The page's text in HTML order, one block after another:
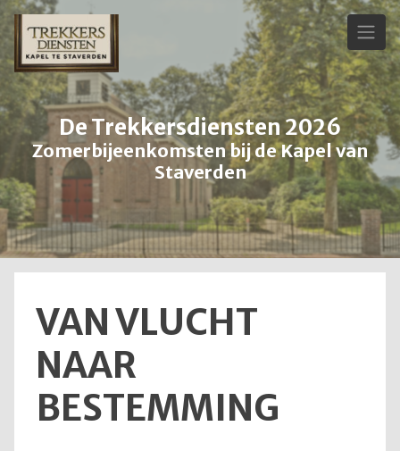
Skip
to
content
De Trekkersdiensten 2026
Zomerbijeenkomsten bij de Kapel van
Staverden
VAN VLUCHT
NAAR
BESTEMMING